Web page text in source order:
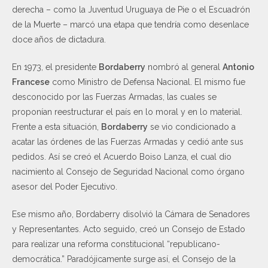
derecha – como la Juventud Uruguaya de Pie o el Escuadrón
de la Muerte – marcó una etapa que tendría como desenlace
doce años de dictadura.
En 1973, el presidente Bordaberry nombró al general Antonio
Francese como Ministro de Defensa Nacional. El mismo fue
desconocido por las Fuerzas Armadas, las cuales se
proponían reestructurar el país en lo moral y en lo material.
Frente a esta situación,
Bordaberry se vio condicionado a
acatar las órdenes de las Fuerzas Armadas y cedió ante sus
pedidos. Así se creó el Acuerdo Boiso Lanza, el cual dio
nacimiento al Consejo de Seguridad Nacional como órgano
asesor del Poder Ejecutivo.
Ese mismo año, Bordaberry disolvió la Cámara de Senadores
y Representantes. Acto seguido, creó un Consejo de Estado
para realizar una reforma constitucional “republicano-
democrática.” Paradójicamente surge así, el Consejo de la